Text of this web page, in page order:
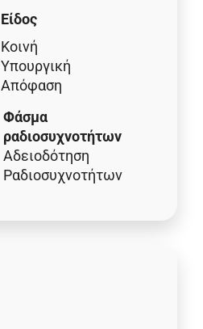
Είδος
Κοινή
Υπουργική
Απόφαση
Φάσμα
ραδιοσυχνοτήτων
Αδειοδότηση
Ραδιοσυχνοτήτων